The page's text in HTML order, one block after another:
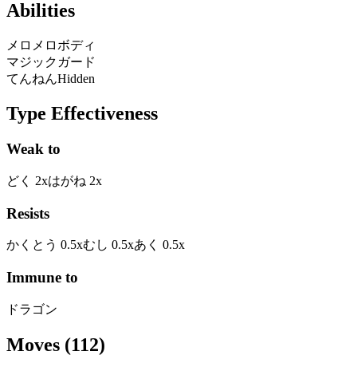
Abilities
メロメロボディ
マジックガード
てんねんHidden
Type Effectiveness
Weak to
どく 2xはがね 2x
Resists
かくとう 0.5xむし 0.5xあく 0.5x
Immune to
ドラゴン
Moves (112)